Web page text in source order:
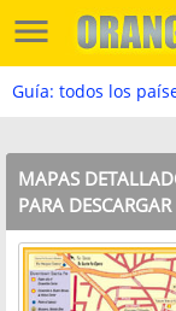
Guía: todos los
MAPAS
PARA